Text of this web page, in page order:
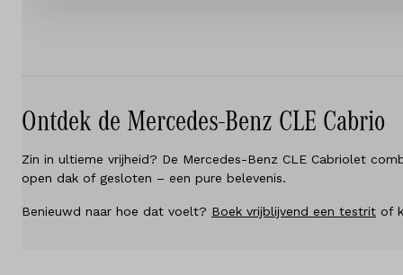
Vergelijken
Locaties
Merken
Ontdek de Mercedes-Benz CLE Cabrio
Zin in ultieme vrijheid? De Mercedes-Benz CLE Cabriolet
open dak of gesloten – een pure belevenis.
Benieuwd naar hoe dat voelt? Boek vrijblijvend een testrit of